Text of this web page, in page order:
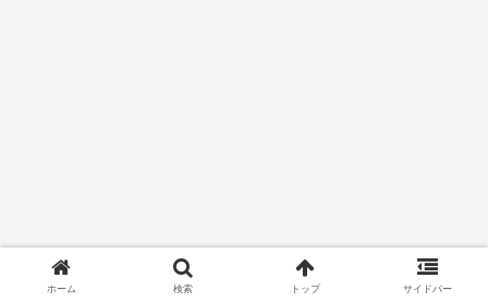
ホーム 検索 トップ サイドバー